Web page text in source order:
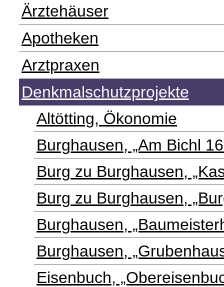
Ärztehäuser
Apotheken
Arztpraxen
Denkmalschutzprojekte
Altötting, Ökonomie
Burghausen, „Am Bichl
Burg zu Burghausen,
Burg zu Burghausen,
Burghausen,
Burghausen,
Eisenbuch,